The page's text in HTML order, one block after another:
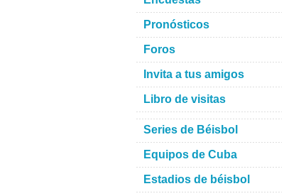
Pronósticos
Foros
Invita a tus amigos
Libro de visitas
Series de Béisbol
Equipos de Cuba
Estadios de béisbol